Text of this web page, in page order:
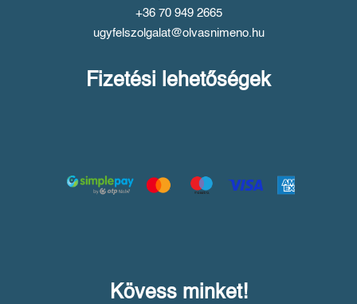
+36 70 949 2665
ugyfelszolgalat@olvasnimeno.hu
Fizetési lehetőségek
Kövess minket!